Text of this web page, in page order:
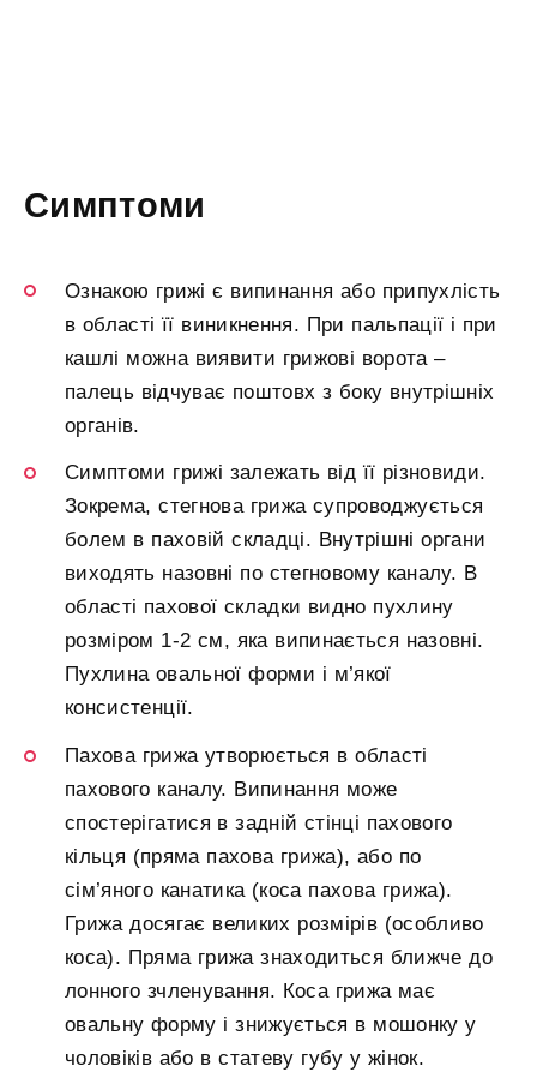
Симптоми
Ознакою грижі є випинання або припухлість
в області її виникнення. При пальпації і при
кашлі можна виявити грижові ворота –
палець відчуває поштовх з боку внутрішніх
органів.
Симптоми грижі залежать від її різновиди.
Зокрема, стегнова грижа супроводжується
болем в паховій складці. Внутрішні органи
виходять назовні по стегновому каналу. В
області пахової складки видно пухлину
розміром 1-2 см, яка випинається назовні.
Пухлина овальної форми і м’якої
консистенції.
Пахова грижа утворюється в області
пахового каналу. Випинання може
спостерігатися в задній стінці пахового
кільця (пряма пахова грижа), або по
сім’яного канатика (коса пахова грижа).
Грижа досягає великих розмірів (особливо
коса). Пряма грижа знаходиться ближче до
лонного зчленування. Коса грижа має
овальну форму і знижується в мошонку у
чоловіків або в статеву губу у жінок.